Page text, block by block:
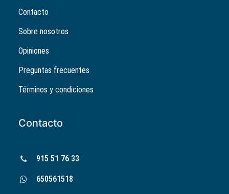
Contacto
Sobre nosotros
Opiniones
Preguntas frecuentes
Términos y condiciones
Contacto
915 51 76 33
650561518